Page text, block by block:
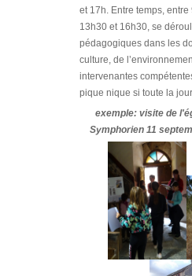
et 17h. Entre temps,
13h30 et 16h30, se
pédagogiques dans les
culture, de
intervenantes
pique nique si toute la
exemple: visite de
Symphorien 11